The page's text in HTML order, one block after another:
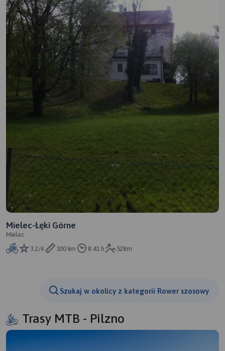
Mielec-Łęki Górne
Mielec
3.2/6
100 km 8:41 h 528m
Szukaj w okolicy z kategorii Rower szosowy
Trasy MTB - Pilzno